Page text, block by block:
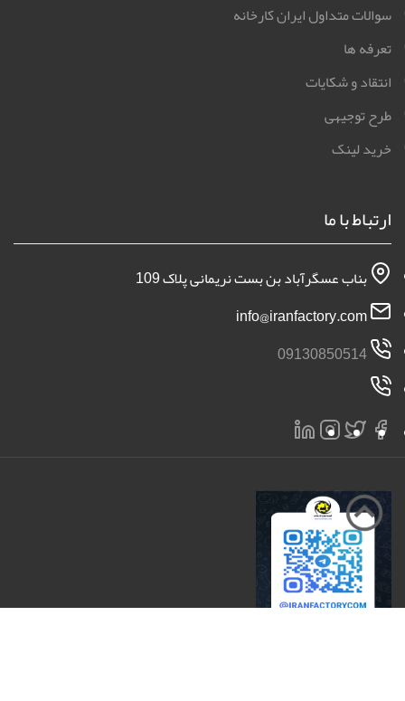
سوالات متداول ایران کارخانه
تعرفه ها
انتقاد و شکایات
طرح توجیهی
خرید لینک
ارتباط با ما
بناب عسگرآباد بن بست نریمانی پلاک 109
09130850514